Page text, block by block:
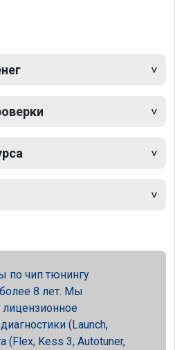
по чип тюнингу
8 лет. Мы
(Launch,
(Flex, Kess 3, Autotuner,